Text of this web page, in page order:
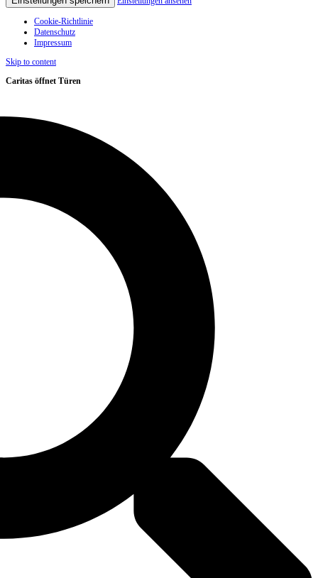
Cookie-Richtlinie
Datenschutz
Impressum
Skip to content
Caritas öffnet Türen